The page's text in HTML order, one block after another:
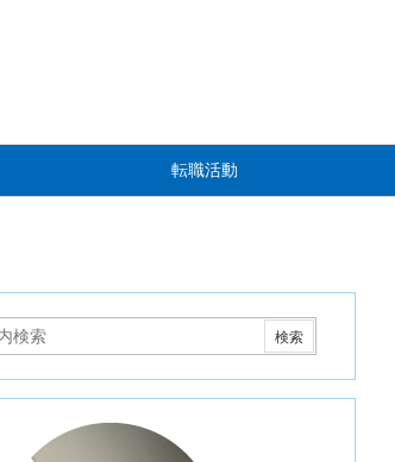
転職活動